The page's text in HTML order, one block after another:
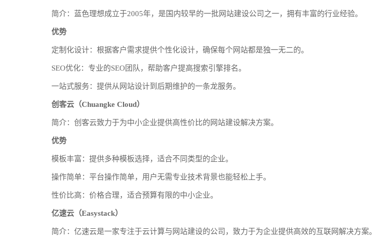
简介：蓝色理想成立于2005年，是国内较早的一批网站建设公司之一，拥有丰富的行业经验。
优势
定制化设计：根据客户需求提供个性化设计，确保每个网站都是独一无二的。
SEO优化：专业的SEO团队，帮助客户提高搜索引擎排名。
一站式服务：提供从网站设计到后期维护的一条龙服务。
创客云（Chuangke Cloud）
简介：创客云致力于为中小企业提供高性价比的网站建设解决方案。
优势
模板丰富：提供多种模板选择，适合不同类型的企业。
操作简单：平台操作简单，用户无需专业技术背景也能轻松上手。
性价比高：价格合理，适合预算有限的中小企业。
亿速云（Easystack）
简介：亿速云是一家专注于云计算与网站建设的公司，致力于为企业提供高效的互联网解决方案。